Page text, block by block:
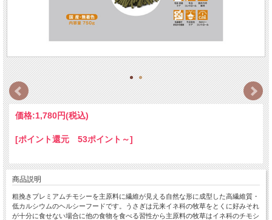
価格:1,780円(税込)
[ポイント還元 53ポイント～]
商品説明
粗挽きプレミアムチモシーを主原料に繊維が見える自然な形に成型した高繊維質・
低カルシウムのヘルシーフードです。うさぎは元来イネ科の牧草をとくに好みそれ
が十分に食せない場合に他の食物を食べる習性から主原料の牧草はイネ科のチモシ